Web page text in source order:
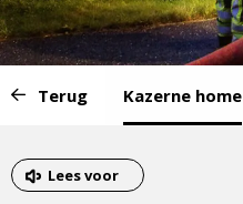
van
menu:
Terug Kazerne home
van
het
Lees voor